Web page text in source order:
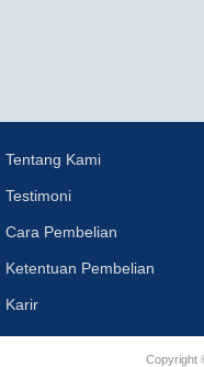
Tentang Kami
Testimoni
Cara Pembelian
Ketentuan Pembelian
Karir
Copyright